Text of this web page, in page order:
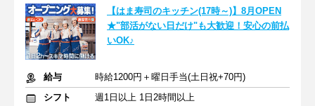
【はま寿司のキッチン(17時～)】8月OPEN
★"部活がない日だけ"も大歓迎！安心の前払
いOK♪
給与
時給1200円＋曜日手当(土日祝+70円)
シフト
週1日以上 1日2時間以上